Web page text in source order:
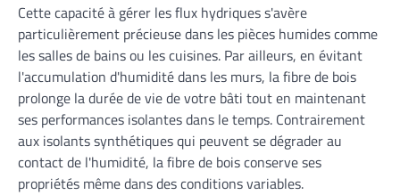
Cette capacité à gérer les flux hydriques s'avère
particulièrement précieuse dans les pièces humides comme
les salles de bains ou les cuisines. Par ailleurs, en évitant
l'accumulation d'humidité dans les murs, la fibre de bois
prolonge la durée de vie de votre bâti tout en maintenant
ses performances isolantes dans le temps. Contrairement
aux isolants synthétiques qui peuvent se dégrader au
contact de l'humidité, la fibre de bois conserve ses
propriétés même dans des conditions variables.